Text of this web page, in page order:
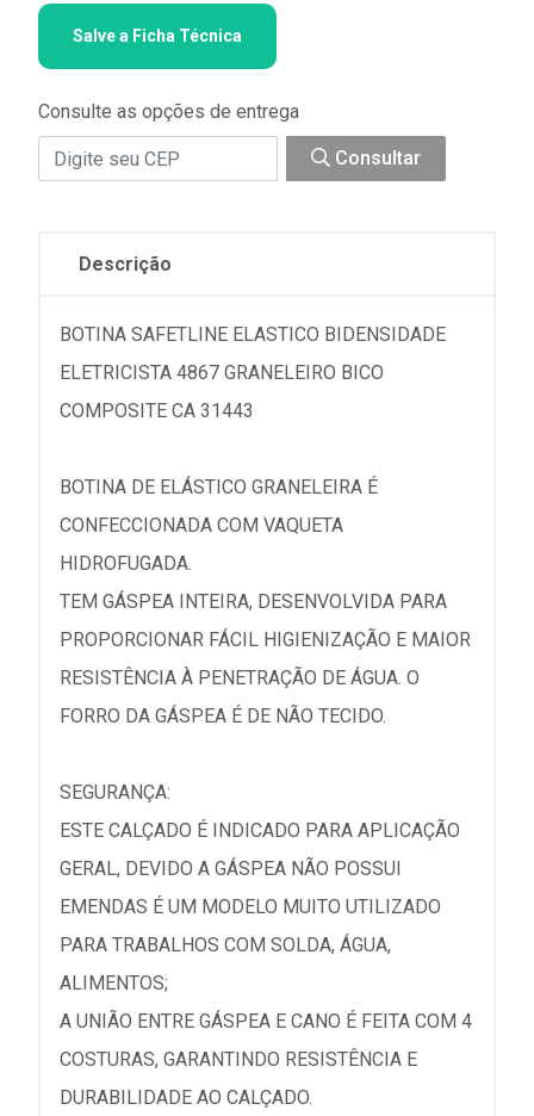
Salve a Ficha Técnica
Consulte as opções de entrega
Consultar
Descrição
BOTINA SAFETLINE ELASTICO BIDENSIDADE
ELETRICISTA 4867 GRANELEIRO BICO
COMPOSITE CA 31443
BOTINA DE ELÁSTICO GRANELEIRA É
CONFECCIONADA COM VAQUETA
HIDROFUGADA.
TEM GÁSPEA INTEIRA, DESENVOLVIDA PARA
PROPORCIONAR FÁCIL HIGIENIZAÇÃO E MAIOR
RESISTÊNCIA À PENETRAÇÃO DE ÁGUA. O
FORRO DA GÁSPEA É DE NÃO TECIDO.
SEGURANÇA:
ESTE CALÇADO É INDICADO PARA APLICAÇÃO
GERAL, DEVIDO A GÁSPEA NÃO POSSUI
EMENDAS É UM MODELO MUITO UTILIZADO
PARA TRABALHOS COM SOLDA, ÁGUA,
ALIMENTOS;
A UNIÃO ENTRE GÁSPEA E CANO É FEITA COM 4
COSTURAS, GARANTINDO RESISTÊNCIA E
DURABILIDADE AO CALÇADO.